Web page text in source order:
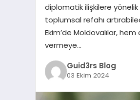
diplomatik ilişkilere yönelik
toplumsal refahı
Ekim’de Moldovalılar,
vermeye…
Guid3rs Blog
03 Ekim 2024